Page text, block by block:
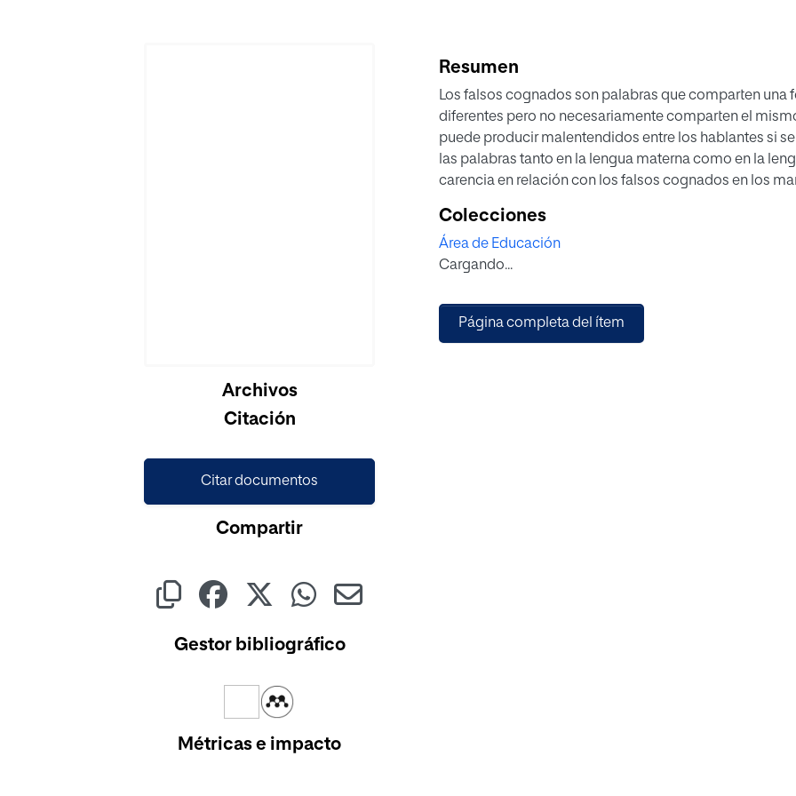
Archivos
Citación
Citar documentos
Compartir
Gestor bibliográfico
Métricas e impacto
Resumen
Los falsos cognados son palabras que comparten una
diferentes pero no necesariamente comparten el
puede producir malentendidos entre los hablantes si
las palabras tanto en la lengua materna como en la
carencia en relación con los falsos cognados en los
aspecto. El presente trabajo se centra en la enseñanza
anglófonos de ELE de nivel B1-B2 a través del enfoque
se presenta a continuación tiene como objetivo
palabras. Durante las diferentes sesiones que se
total de 85 falsos cognados que comparten el español
Colecciones
Área de Educación
Cargando...
Página completa del ítem